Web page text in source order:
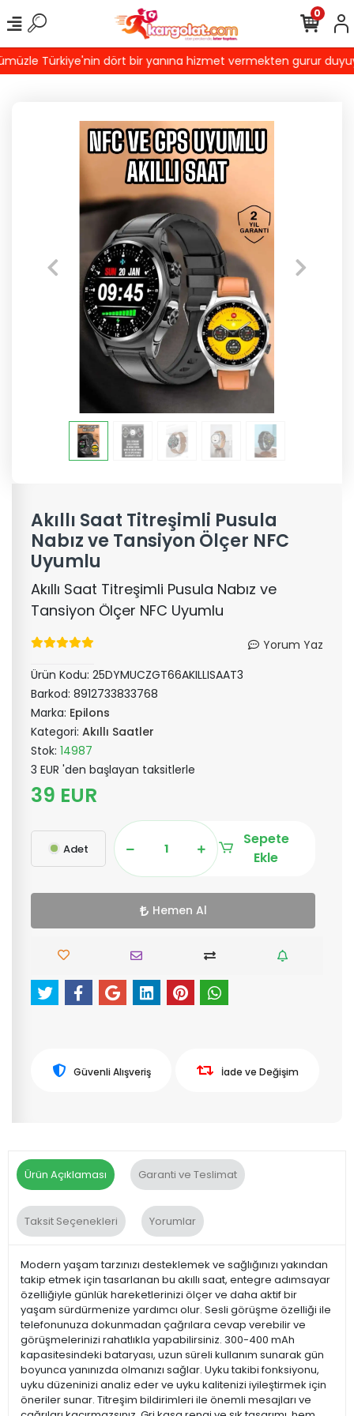
Türkiye'nin dört bir yanına hizmet vermekten gurur
0
Akıllı Saat Titreşimli Pusula
Nabız ve Tansiyon Ölçer NFC
Uyumlu
Akıllı Saat Titreşimli Pusula Nabız ve
Tansiyon Ölçer NFC Uyumlu
Yorum Yaz
Ürün Kodu: 25DYMUCZGT66AKILLISAAT3
Barkod: 8912733833768
Marka: Epilons
Kategori: Akıllı Saatler
Stok: 14987
3 EUR 'den başlayan taksitlerle
39 EUR
Adet
Sepete
Ekle
Hemen Al
Güvenli Alışveriş İade ve Değişim
Ürün Açıklaması Garanti ve Teslimat
Taksit Seçenekleri Yorumlar
Modern yaşam tarzınızı desteklemek ve sağlığınızı yakından
takip etmek için tasarlanan bu akıllı saat, entegre adımsayar
özelliğiyle günlük hareketlerinizi ölçer ve daha aktif bir
yaşam sürdürmenize yardımcı olur. Sesli görüşme özelliği ile
telefonunuza dokunmadan çağrılara cevap verebilir ve
görüşmelerinizi rahatlıkla yapabilirsiniz. 300-400 mAh
kapasitesindeki bataryası, uzun süreli kullanım sunarak gün
boyunca yanınızda olmanızı sağlar. Uyku takibi fonksiyonu,
uyku düzeninizi analiz eder ve uyku kalitenizi iyileştirmek için
öneriler sunar. Titreşim bildirimleri ile önemli mesajları ve